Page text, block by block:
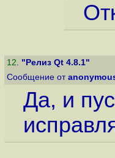
12. "Релиз Qt 4.8.1"
Сообщение от
Да, и